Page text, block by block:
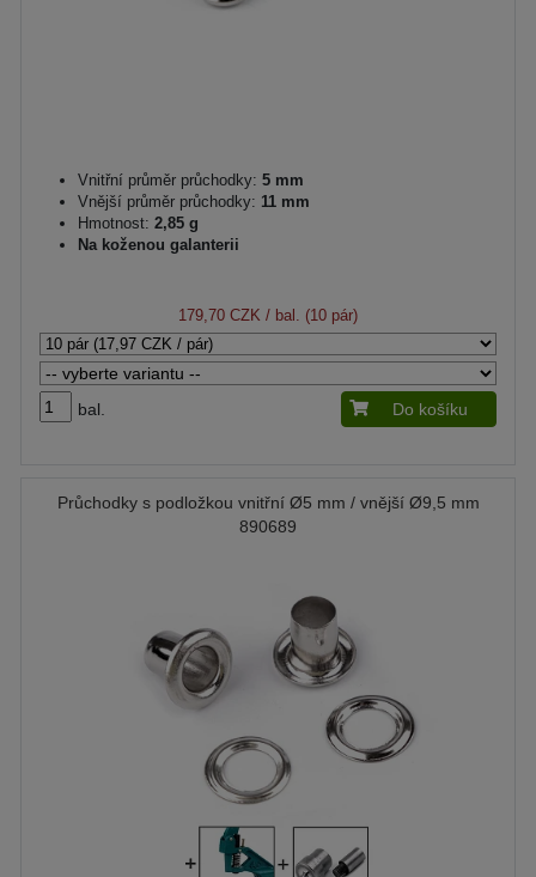
Vnitřní průměr průchodky: 5 mm
Vnější průměr průchodky: 11 mm
Hmotnost: 2,85 g
Na koženou galanterii
179,70 CZK / bal. (10 pár)
bal. Do košíku
Průchodky s podložkou vnitřní Ø5 mm / vnější Ø9,5 mm
890689